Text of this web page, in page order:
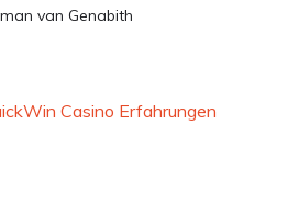
van Genabith
Casino Erfahrungen